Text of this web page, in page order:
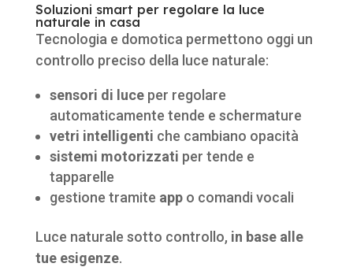
Soluzioni smart per regolare la luce
naturale in casa
Tecnologia e domotica permettono oggi un
controllo preciso della luce naturale:
sensori di luceper regolare
automaticamente tende e schermature
vetri intelligenti che cambiano opacità
sistemi motorizzati per tende e
tapparelle
gestione tramite appo comandi vocali
Luce naturale sotto controllo, in base alle
tue esigenze.